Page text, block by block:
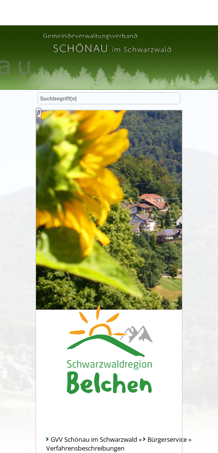
GVV Schönau im Schwarzwald » Bürgerservice»
Verfahrensbeschreibungen